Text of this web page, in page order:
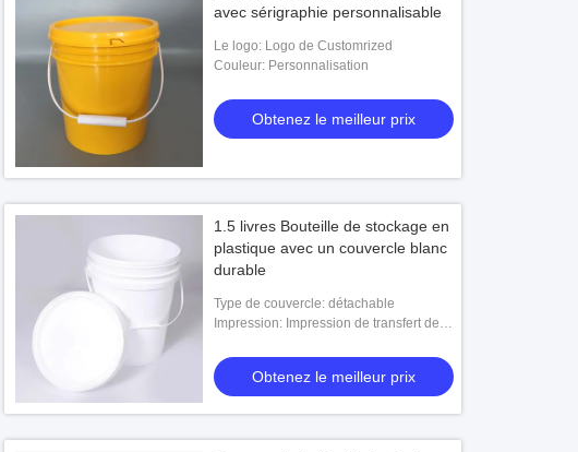
avec sérigraphie personnalisable
Le logo: Logo de Customrized
Couleur: Personnalisation
Obtenez le meilleur prix
1.5 livres Bouteille de stockage en
plastique avec un couvercle blanc
durable
Type de couvercle: détachable
Impression: Impression de transfert de
Obtenez le meilleur prix